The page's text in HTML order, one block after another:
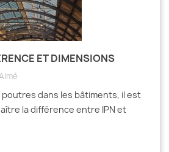
ET DIMENSIONS
Aimé
dans les bâtiments, il est
la différence entre IPN et